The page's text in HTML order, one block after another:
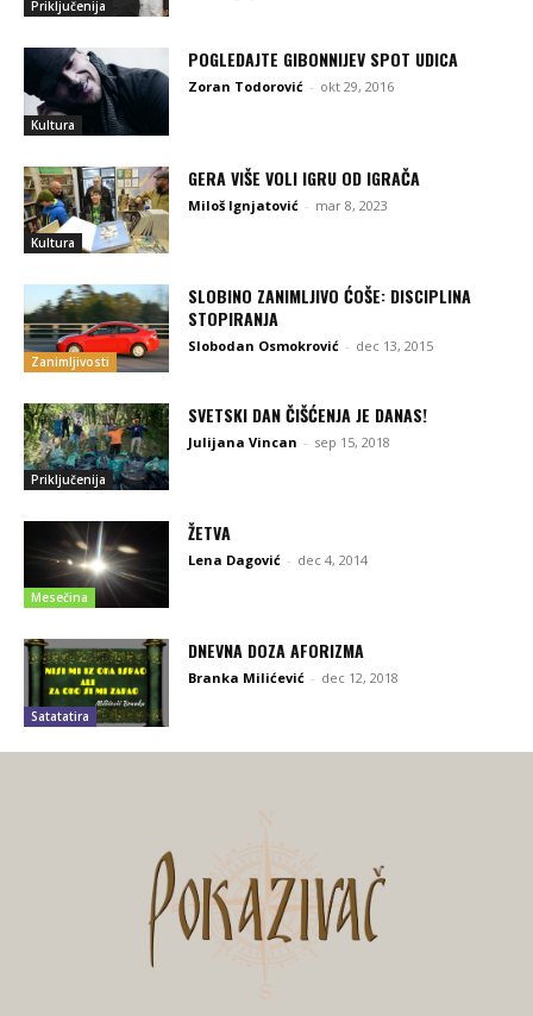
Priključenija
Kultura
POGLEDAJTE GIBONNIJEV SPOT UDICA
Zoran Todorović - okt 29, 2016
Kultura
GERA VIŠE VOLI IGRU OD IGRAČA
Miloš Ignjatović - mar 8, 2023
Zanimljivosti
SLOBINO ZANIMLJIVO ĆOŠE: DISCIPLINA
STOPIRANJA
Slobodan Osmokrović - dec 13, 2015
Priključenija
SVETSKI DAN ČIŠĆENJA JE DANAS!
Julijana Vincan - sep 15, 2018
Mesečina
ŽETVA
Lena Dagović - dec 4, 2014
Satatatira
DNEVNA DOZA AFORIZMA
Branka Milićević - dec 12, 2018